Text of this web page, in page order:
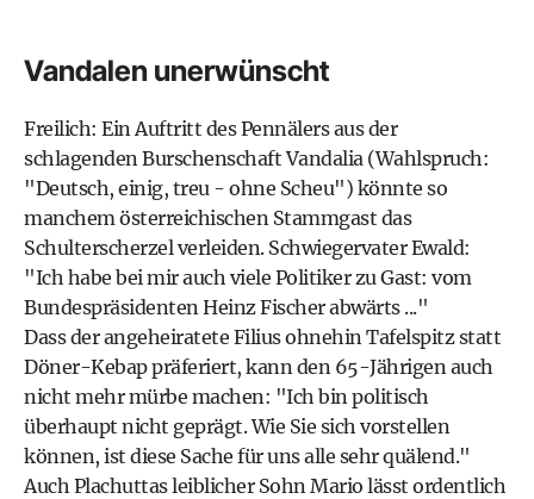
Vandalen unerwünscht
Freilich: Ein Auftritt des Pennälers aus der
schlagenden Burschenschaft Vandalia (Wahlspruch:
"Deutsch, einig, treu - ohne Scheu") könnte so
manchem österreichischen Stammgast das
Schulterscherzel verleiden. Schwiegervater Ewald:
"Ich habe bei mir auch viele Politiker zu Gast: vom
Bundespräsidenten Heinz Fischerabwärts ..."
Dass der angeheiratete Filius ohnehin Tafelspitz statt
Döner-Kebap präferiert, kann den 65-Jährigen auch
nicht mehr mürbe machen: "Ich bin politisch
überhaupt nicht geprägt. Wie Sie sich vorstellen
können, ist diese Sache für uns alle sehr quälend."
Auch Plachuttas leiblicher Sohn Mario lässt ordentlich